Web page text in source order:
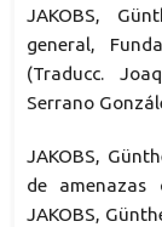
JAKOBS,
general,
(Traducc.
Serrano
JAKOBS,
de
JAKOBS,